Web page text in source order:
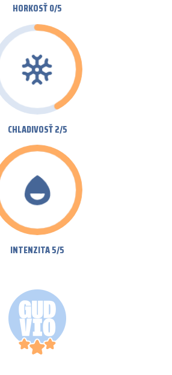
HORKOSŤ 0/5
CHLADIVOSŤ 2/5
INTENZITA 5/5